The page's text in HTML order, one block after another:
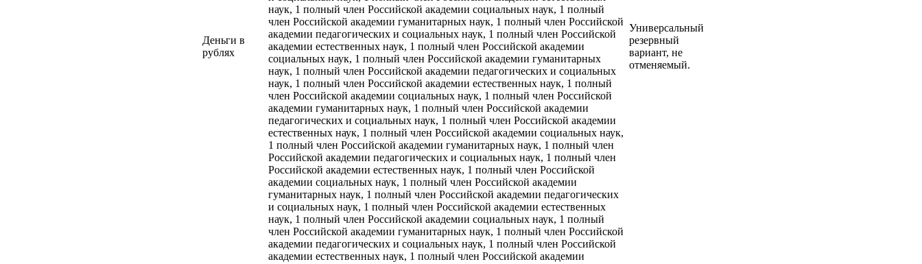
Деньги в
рублях
Универсальный
резервный
вариант, не
отменяемый.